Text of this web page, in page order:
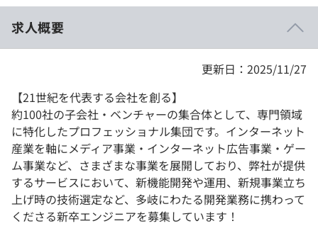
契約内容・クーポン
求人概要
更新日：2025/11/27
【21世紀を代表する会社を創る】
約100社の子会社・ベンチャーの集合体として、専門領域
に特化したプロフェッショナル集団です。インターネット
産業を軸にメディア事業・インターネット広告事業・ゲー
ム事業など、さまざまな事業を展開しており、弊社が提供
するサービスにおいて、新機能開発や運用、新規事業立ち
上げ時の技術選定など、多岐にわたる開発業務に携わって
くださる新卒エンジニアを募集しています！